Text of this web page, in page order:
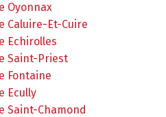
Oyonnax
Caluire-Et-Cuire
Echirolles
Saint-Priest
Fontaine
Ecully
Saint-Chamond